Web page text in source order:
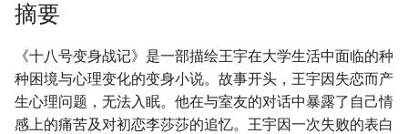
摘要
《十八号变身战记》是一部描绘王宇在大学生活中面临的种
种困境与心理变化的变身小说。故事开头，王宇因失恋而产
生心理问题，无法入眠。他在与室友的对话中暴露了自己情
感上的痛苦及对初恋李莎莎的追忆。王宇因一次失败的表白